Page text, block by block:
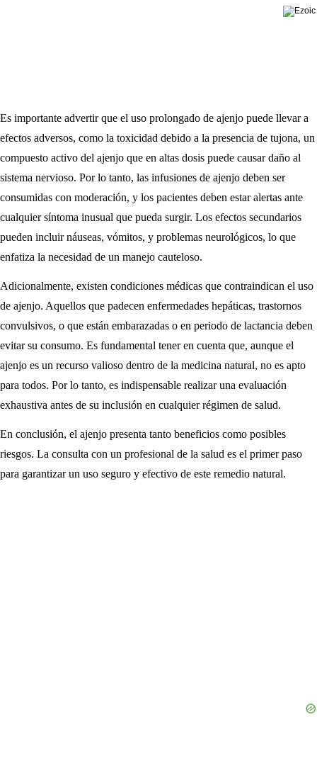
Es importante advertir que el uso prolongado de ajenjo puede llevar a
efectos adversos, como la toxicidad debido a la presencia de tujona, un
compuesto activo del ajenjo que en altas dosis puede causar daño al
sistema nervioso. Por lo tanto, las infusiones de ajenjo deben ser
consumidas con moderación, y los pacientes deben estar alertas ante
cualquier síntoma inusual que pueda surgir. Los efectos secundarios
pueden incluir náuseas, vómitos, y problemas neurológicos, lo que
enfatiza la necesidad de un manejo cauteloso.
Adicionalmente, existen condiciones médicas que contraindican el uso
de ajenjo. Aquellos que padecen enfermedades hepáticas, trastornos
convulsivos, o que están embarazadas o en periodo de lactancia deben
evitar su consumo. Es fundamental tener en cuenta que, aunque el
ajenjo es un recurso valioso dentro de la medicina natural, no es apto
para todos. Por lo tanto, es indispensable realizar una evaluación
exhaustiva antes de su inclusión en cualquier régimen de salud.
En conclusión, el ajenjo presenta tanto beneficios como posibles
riesgos. La consulta con un profesional de la salud es el primer paso
para garantizar un uso seguro y efectivo de este remedio natural.